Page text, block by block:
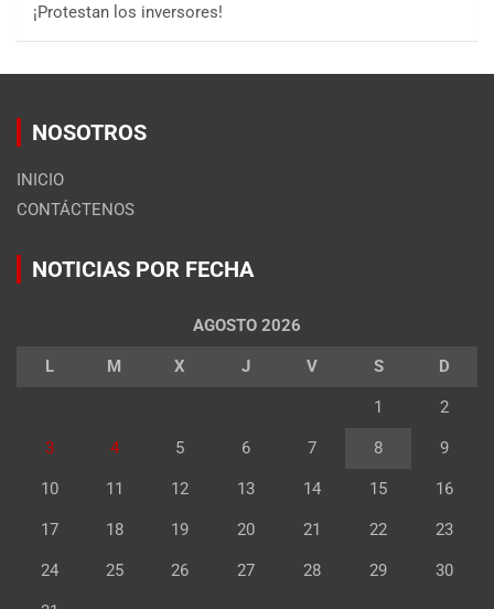
¡Protestan los inversores!
NOSOTROS
INICIO
CONTÁCTENOS
NOTICIAS POR FECHA
AGOSTO 2026
L M X J V S D
1 2
3 4 5 6 7 8 9
10 11 12 13 14 15 16
17 18 19 20 21 22 23
24 25 26 27 28 29 30